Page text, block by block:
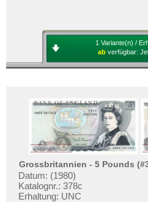
1 Variante(n) /
ab verfügbar:
Grossbritannien - 5 Pounds
Datum: (1980)
Katalognr.: 378c
Erhaltung: UNC